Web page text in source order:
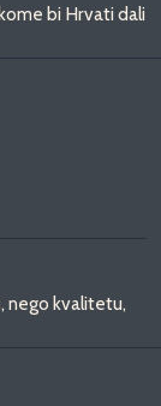
bi Hrvati dali
nego kvalitetu,